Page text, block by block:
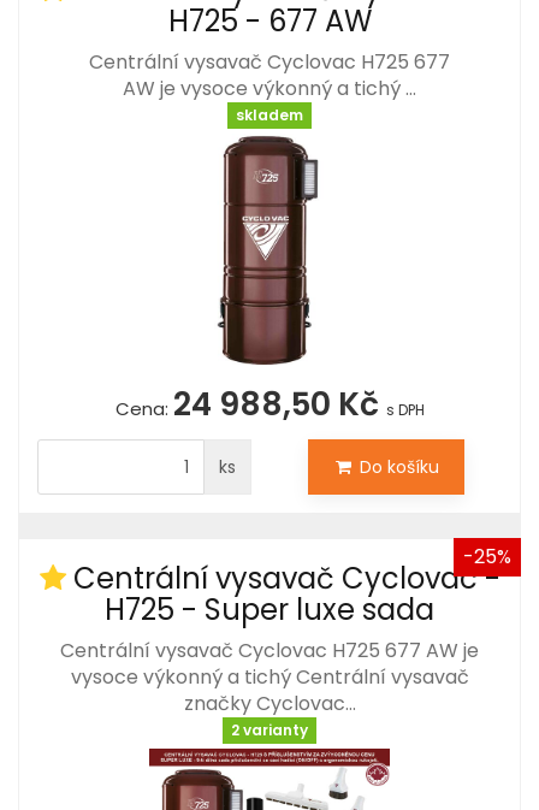
H725 - 677 AW
Centrální vysavač Cyclovac H725 677
AW je vysoce výkonný a tichý …
skladem
Cena: 24 988,50 Kč s DPH
ks Do košíku
-25%
Centrální vysavač Cyclovac -
H725 - Super luxe sada
Centrální vysavač Cyclovac H725 677 AW je
vysoce výkonný a tichý Centrální vysavač
značky Cyclovac…
2 varianty